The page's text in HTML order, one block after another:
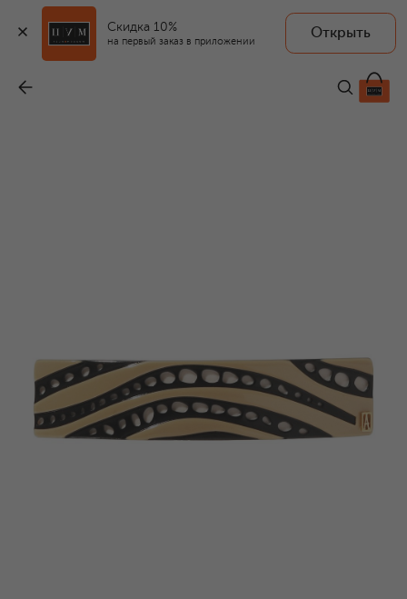
Скидка 10%
на первый заказ в приложении
Открыть
13 640 ₽